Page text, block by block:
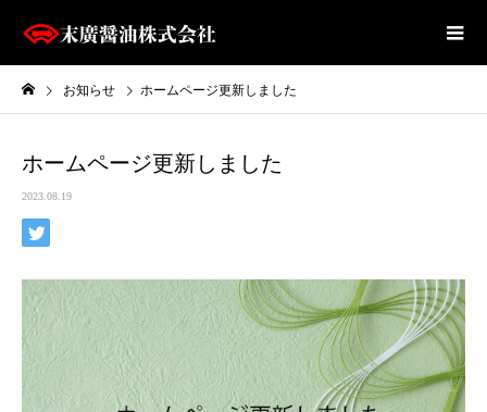
お知らせ ホームページ更新しました
ホームページ更新しました
2023.08.19